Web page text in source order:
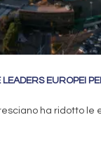
LEADERS EUROPEI
ha ridotto le